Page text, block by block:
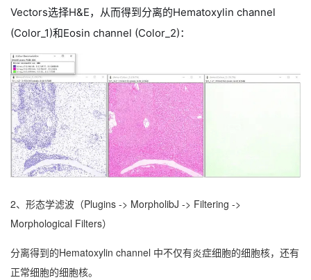
Vectors选择H&E，从而得到分离的Hematoxylin channel
(Color_1)和Eosin channel (Color_2)：
2、形态学滤波（Plugins -> MorpholibJ -> Filtering ->
Morphological Filters）
分离得到的Hematoxylin channel 中不仅有炎症细胞的细胞核，还有
正常细胞的细胞核。